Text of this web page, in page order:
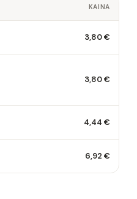
KAINA
3,80 €
3,80 €
4,44 €
6,92 €